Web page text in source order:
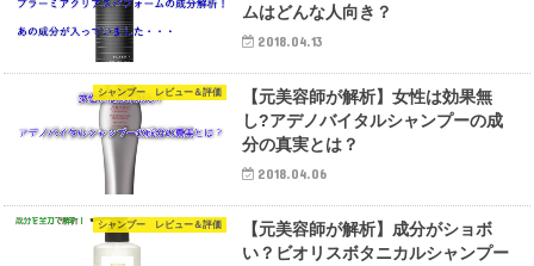
ムはどんな人向き？
2018.04.13
シャンプー レビュー＆評価
【元美容師が解析】女性は効果無
し?アデノバイタルシャンプーの成
分の真実とは？
2018.04.06
シャンプー レビュー＆評価
【元美容師が解析】成分がショボ
い？ビオリスボタニカルシャンプー